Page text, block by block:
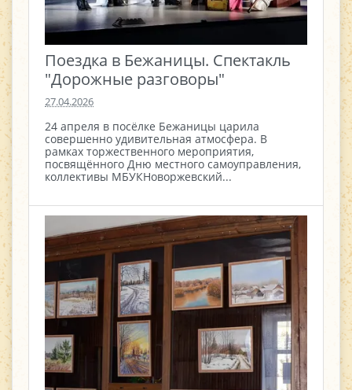
Поездка в Бежаницы. Спектакль
"Дорожные разговоры"
27.04.2026
24 апреля в посёлке Бежаницы царила
совершенно удивительная атмосфера. В
рамках торжественного мероприятия,
посвящённого Дню местного самоуправления,
коллективы МБУКНоворжевский...